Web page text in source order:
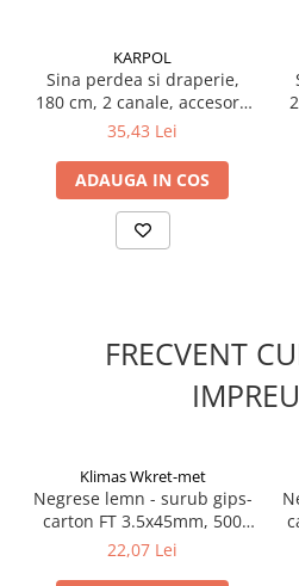
Dibluri pentru lemn
Dibluri pentru termoizolatii
Dibluri rosii SFX
Suruburi pentru gips-carton
Suruburi pentru lemn
Suruburi autoforante
Placi gips carton
Profile gips carton
Accesorii gips carton
Benzi gips carton
KARPOL
Sina perdea si draperie,
180 cm, 2 canale, accesorii
incluse, PVC, A2, alb
35,43 Lei
ADAUGA IN COS
FRECVENT
Klimas Wkret-met
Negrese lemn - surub gips-
carton FT 3.5x45mm, 500
buc/cutie - KSGD-35045,
22,07 Lei